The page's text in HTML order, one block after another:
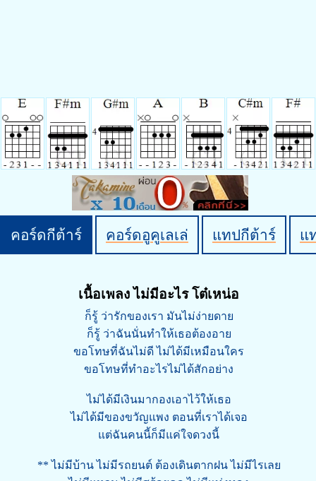
คอร์ดกีต้าร์ คอร์ดอูคูเลเล่ แทปกีต้าร์ แ
เนื้อเพลง ไม่มีอะไร โต๋เหน่อ
ก็รู้ ว่ารักของเรา มันไม่ง่ายดาย
ก็รู้ ว่าฉันนั่นทำให้เธอต้องอาย
ขอโทษที่ฉันไม่ดี ไม่ได้มีเหมือนใคร
ขอโทษที่ทำอะไรไม่ได้สักอย่าง
ไม่ได้มีเงินมากองเอาไว้ให้เธอ
ไม่ได้มีของขวัญแพง ตอนที่เราได้เจอ
แต่ฉันคนนี้ก็มีแค่ใจดวงนี้
** ไม่มีบ้าน ไม่มีรถยนต์ ต้องเดินตากฝน ไม่มีไรเลย